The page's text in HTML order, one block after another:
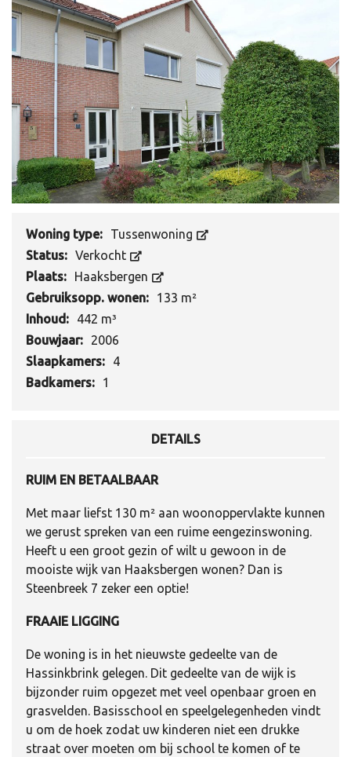
Woning type:
Tussenwoning
Status: Verkocht
Plaats:
Haaksbergen
Gebruiksopp. wonen:
133 m²
Inhoud:
442 m³
Bouwjaar:
2006
Slaapkamers:
4
Badkamers:
1
DETAILS
RUIM EN BETAALBAAR
Met maar liefst 130 m² aan woonoppervlakte kunnen
we gerust spreken van een ruime eengezinswoning.
Heeft u een groot gezin of wilt u gewoon in de
mooiste wijk van Haaksbergen wonen? Dan is
Steenbreek 7 zeker een optie!
FRAAIE LIGGING
De woning is in het nieuwste gedeelte van de
Hassinkbrink gelegen. Dit gedeelte van de wijk is
bijzonder ruim opgezet met veel openbaar groen en
grasvelden. Basisschool en speelgelegenheden vindt
u om de hoek zodat uw kinderen niet een drukke
straat over moeten om bij school te komen of te